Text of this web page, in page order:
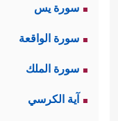
سورة يس
سورة الواقعة
سورة الملك
آية الكرسي